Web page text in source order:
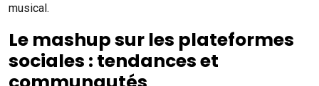
musical.
Le mashup sur les plateformes
sociales : tendances et